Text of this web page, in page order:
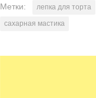
Метки: лепка для торта
сахарная мастика